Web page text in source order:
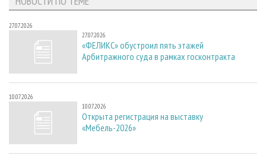
27.07.2026
27.07.2026
«ФЕЛИКС» обустроил пять этажей
Арбитражного суда в рамках госконтракта
10.07.2026
10.07.2026
Открыта регистрация на выставку
«Мебель-2026»